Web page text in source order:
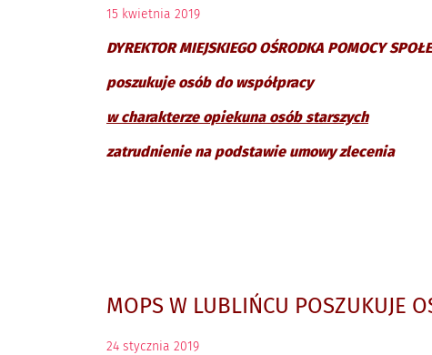
15 kwietnia 2019
DYREKTOR MIEJSKIEGO OŚRODKA POMOCY
poszukuje osób do współpracy
w charakterze opiekuna osób starszych
zatrudnienie na podstawie umowy zlecenia
MOPS W LUBLIŃCU POSZUKUJE
24 stycznia 2019